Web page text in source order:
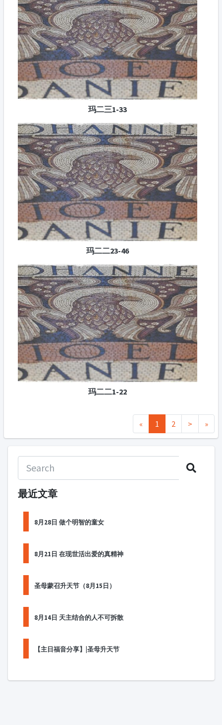
玛二三1-33
玛二二23-46
玛二二1-22
« 1 2 > »
最近文章
8月28日 做个明智的童女
8月21日 在现世活出爱的真精神
圣母蒙召升天节（8月15日）
8月14日 天主结合的人不可拆散
【主日福音分享】|圣母升天节